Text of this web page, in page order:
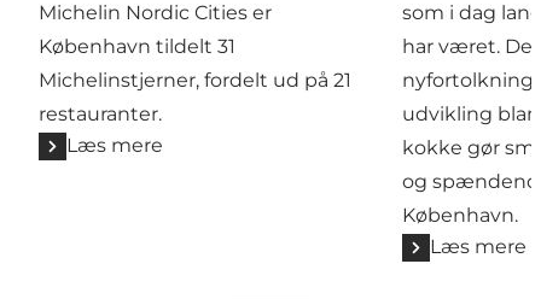
Michelin Nordic Cities er
København tildelt 31
Michelinstjerner, fordelt ud på 21
restauranter.
Læs mere
som i dag
har været.
udvikling
kokke gør
og
København.
Læs mere